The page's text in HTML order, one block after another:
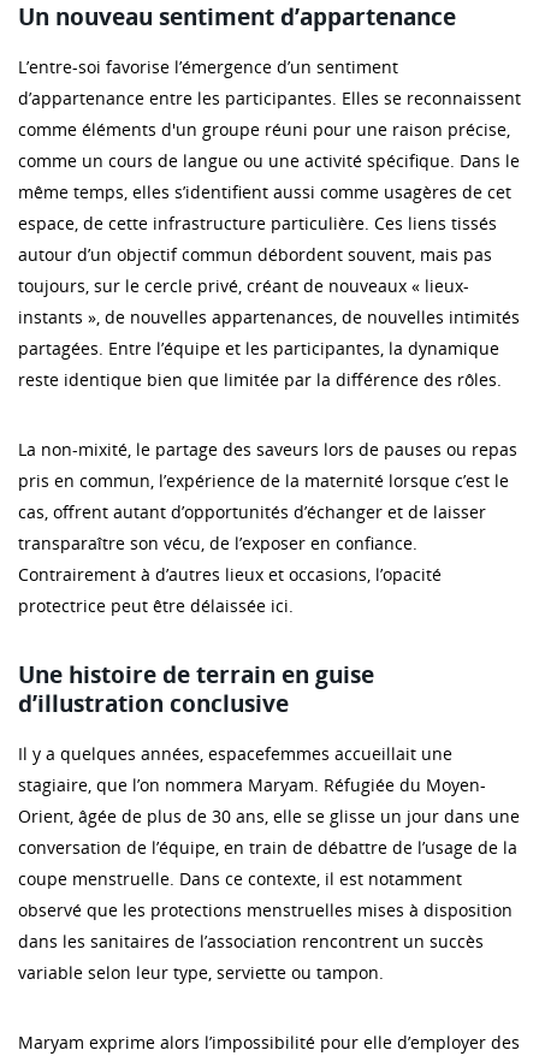
Un nouveau sentiment d’appartenance
L’entre-soi favorise l’émergence d’un sentiment
d’appartenance entre les participantes. Elles se reconnaissent
comme éléments d'un groupe réuni pour une raison précise,
comme un cours de langue ou une activité spécifique. Dans le
même temps, elles s’identifient aussi comme usagères de cet
espace, de cette infrastructure particulière. Ces liens tissés
autour d’un objectif commun débordent souvent, mais pas
toujours, sur le cercle privé, créant de nouveaux « lieux-
instants », de nouvelles appartenances, de nouvelles intimités
partagées. Entre l’équipe et les participantes, la dynamique
reste identique bien que limitée par la différence des rôles.
La non-mixité, le partage des saveurs lors de pauses ou repas
pris en commun, l’expérience de la maternité lorsque c’est le
cas, offrent autant d’opportunités d’échanger et de laisser
transparaître son vécu, de l’exposer en confiance.
Contrairement à d’autres lieux et occasions, l’opacité
protectrice peut être délaissée ici.
Une histoire de terrain en guise
d’illustration conclusive
Il y a quelques années, espacefemmes accueillait une
stagiaire, que l’on nommera Maryam. Réfugiée du Moyen-
Orient, âgée de plus de 30 ans, elle se glisse un jour dans une
conversation de l’équipe, en train de débattre de l’usage de la
coupe menstruelle. Dans ce contexte, il est notamment
observé que les protections menstruelles mises à disposition
dans les sanitaires de l’association rencontrent un succès
variable selon leur type, serviette ou tampon.
Maryam exprime alors l’impossibilité pour elle d’employer des